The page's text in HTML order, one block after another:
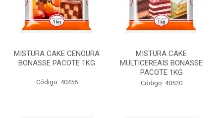
MISTURA CAKE CENOURA
BONASSE PACOTE 1KG
Código: 40456
MISTURA CAKE
MULTICEREAIS BONASSE
PACOTE 1KG
Código: 40520